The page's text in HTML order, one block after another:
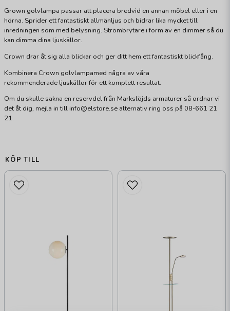
Grown golvlampa passar att placera bredvid en annan möbel eller i en
hörna. Sprider ett fantastiskt allmänljus och bidrar lika mycket till
inredningen som med belysning. Strömbrytare i form av en dimmer så du
kan dimma dina ljuskällor.
Crown drar åt sig alla blickar och ger ditt hem ett fantastiskt blickfång.
Kombinera Crown golvlampamed några av våra
rekommenderade ljuskällor för ett komplett resultat.
Om du skulle sakna en reservdel från Markslöjds armaturer så ordnar vi
det åt dig, mejla in till info@elstore.se alternativ ring oss på 08-661 21
21.
KÖP TILL